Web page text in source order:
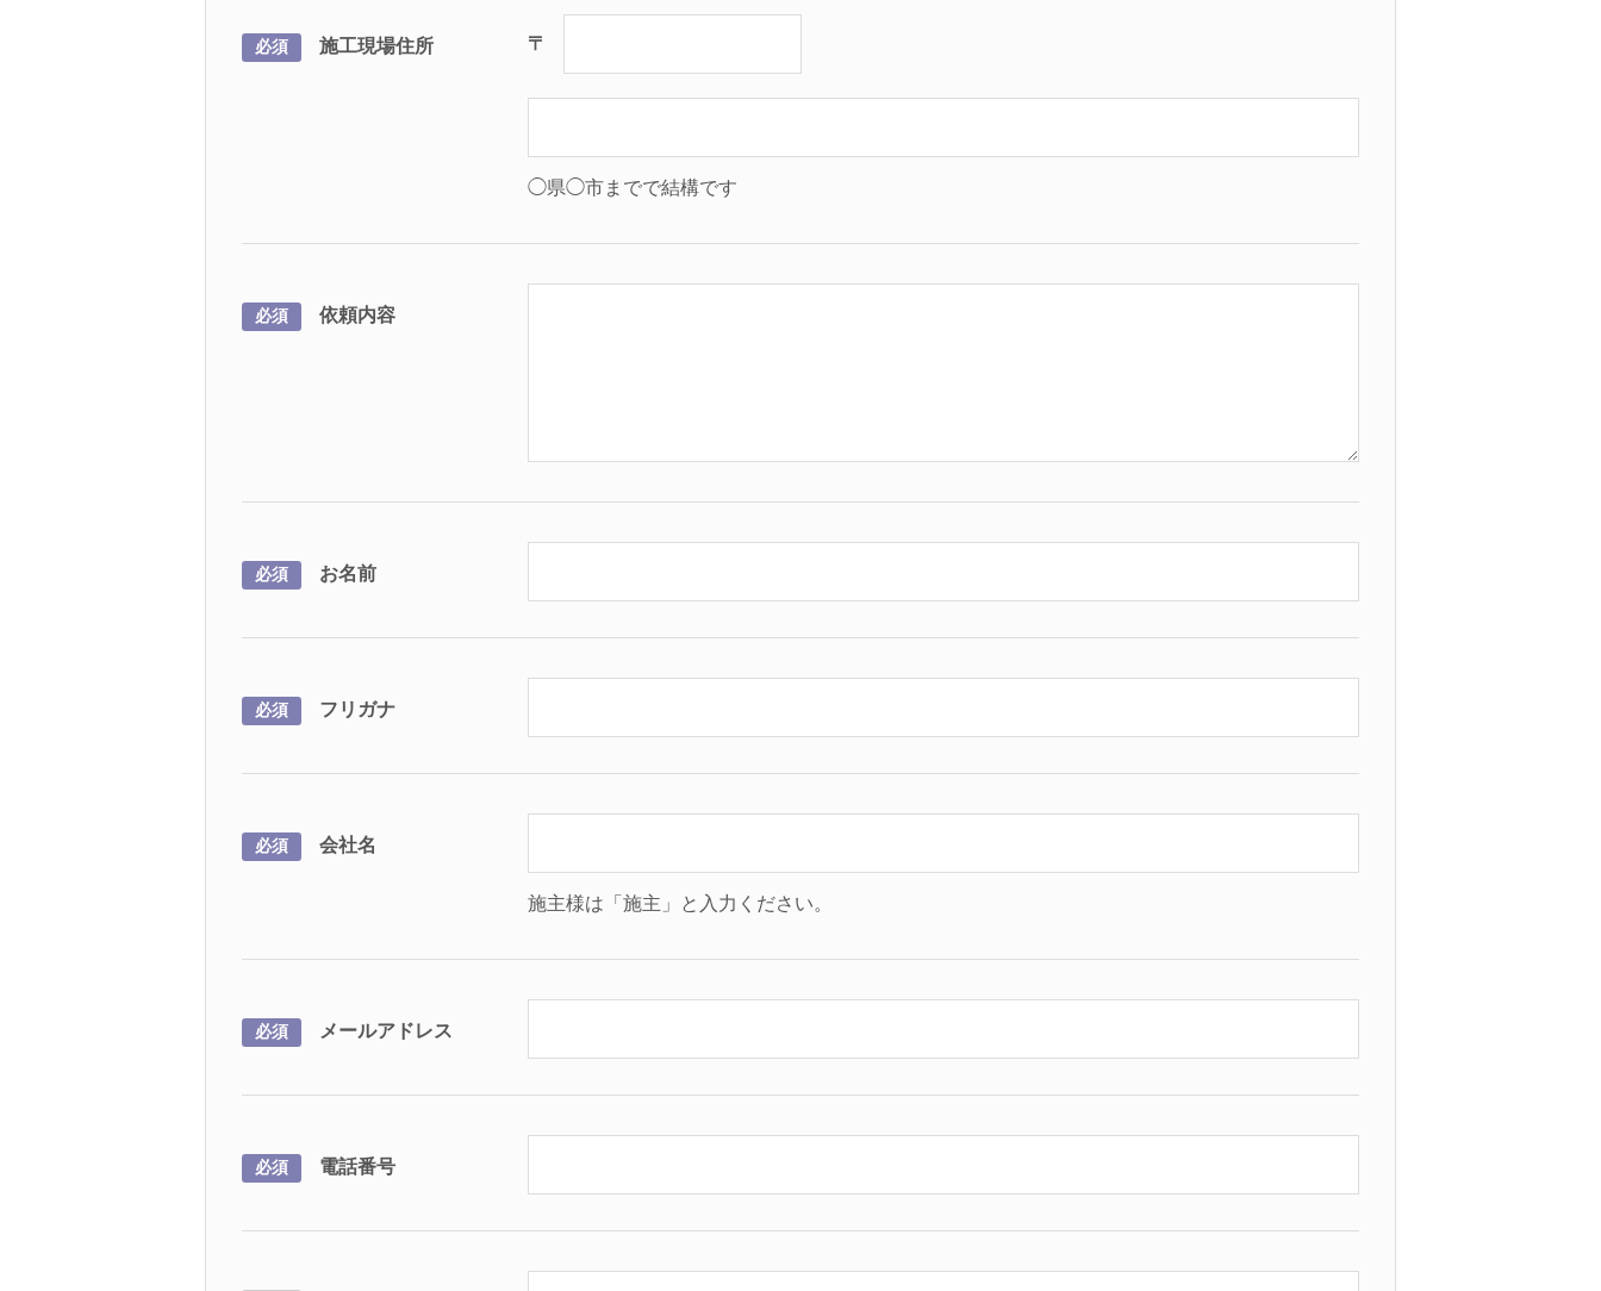
必須 施工現場住所 〒
◯県◯市までで結構です
必須 依頼内容
必須 お名前
必須 フリガナ
必須 会社名
施主様は「施主」と入力ください。
必須 メールアドレス
必須 電話番号